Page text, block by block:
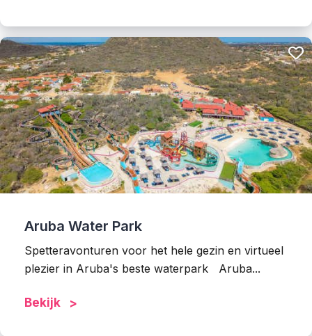
Aruba Water Park
Spetteravonturen voor het hele gezin en virtueel
plezier in Aruba's beste waterpark Aruba...
Bekijk